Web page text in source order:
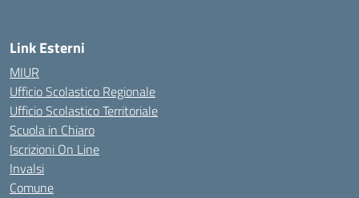
Link Esterni
MIUR
Ufficio Scolastico Regionale
Ufficio Scolastico Territoriale
Scuola in Chiaro
Iscrizioni On Line
Invalsi
Comune